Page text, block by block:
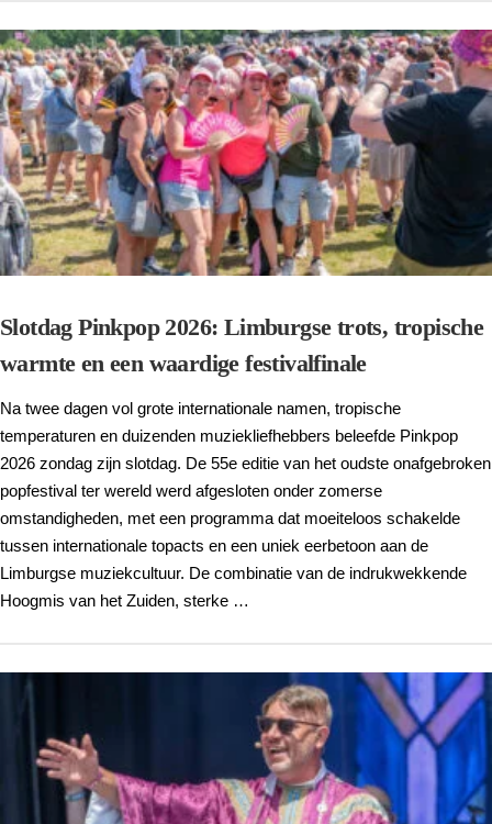
Slotdag Pinkpop 2026: Limburgse trots, tropische
warmte en een waardige festivalfinale
Na twee dagen vol grote internationale namen, tropische
temperaturen en duizenden muziekliefhebbers beleefde Pinkpop
2026 zondag zijn slotdag. De 55e editie van het oudste onafgebroken
popfestival ter wereld werd afgesloten onder zomerse
omstandigheden, met een programma dat moeiteloos schakelde
tussen internationale topacts en een uniek eerbetoon aan de
Limburgse muziekcultuur. De combinatie van de indrukwekkende
Hoogmis van het Zuiden, sterke …